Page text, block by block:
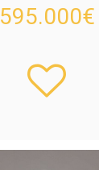
595.000€